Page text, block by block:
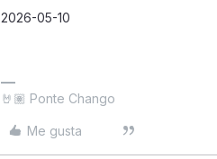
2026-05-10
🤘🏽 Ponte Chango
Me gusta